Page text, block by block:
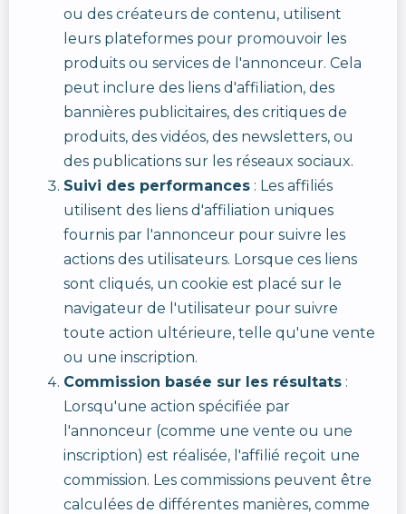
ou des créateurs de contenu, utilisent
leurs plateformes pour promouvoir les
produits ou services de l'annonceur. Cela
peut inclure des liens d'affiliation, des
bannières publicitaires, des critiques de
produits, des vidéos, des newsletters, ou
des publications sur les réseaux sociaux.
Suivi des performances : Les affiliés
utilisent des liens d'affiliation uniques
fournis par l'annonceur pour suivre les
actions des utilisateurs. Lorsque ces liens
sont cliqués, un cookie est placé sur le
navigateur de l'utilisateur pour suivre
toute action ultérieure, telle qu'une vente
ou une inscription.
Commission basée sur les résultats :
Lorsqu'une action spécifiée par
l'annonceur (comme une vente ou une
inscription) est réalisée, l'affilié reçoit une
commission. Les commissions peuvent être
calculées de différentes manières, comme